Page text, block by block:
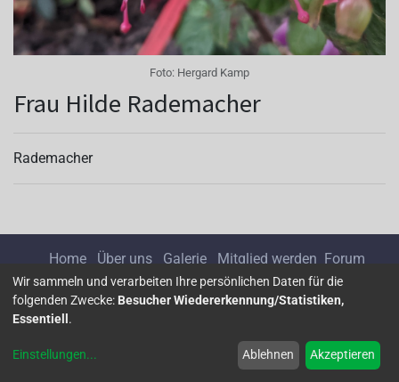
Foto: Hergard Kamp
Frau Hilde Rademacher
Rademacher
Home Über uns Galerie Mitglied werden Forum
Impressum Datenschutz
Wir sammeln und verarbeiten Ihre persönlichen Daten für die
folgenden Zwecke: Besucher Wiedererkennung/Statistiken,
Essentiell .
Einstellungen... Ablehnen Akzeptieren